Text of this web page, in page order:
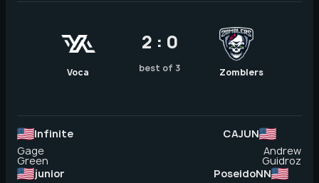
Infinite
Gage
Green
junior
Voca
2 : 0
best of 3 Zomblers
CAJUN
Andrew
Guidroz
PoseidoNN